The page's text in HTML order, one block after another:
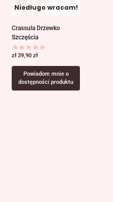
Niedługo wracam!
Crassula Drzewko
Szczęścia
zł 39,90 zł
Powiadom mnie o
dostępności produktu